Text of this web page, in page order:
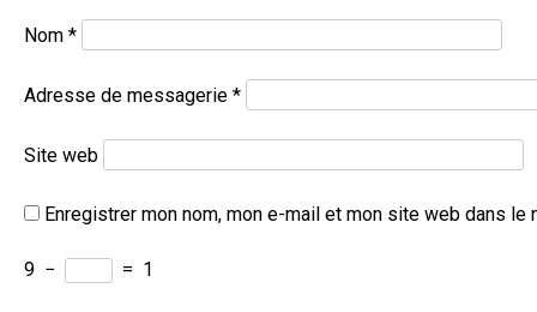
Nom *
Adresse de messagerie *
Site web
Enregistrer mon nom, mon e-mail et mon site web dans le
9 − = 1